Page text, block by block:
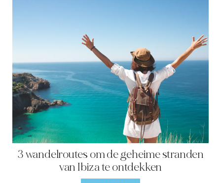
3 wandelroutes om de geheime stranden
van Ibiza te ontdekken